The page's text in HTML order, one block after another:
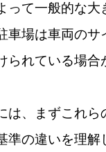
って一般的な大
車場は車両のサ
られている場合
は、まずこれら
準の違いを理解